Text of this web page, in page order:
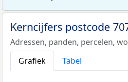
Kerncijfers postcode
Adressen, panden, percelen,
Grafiek
Tabel